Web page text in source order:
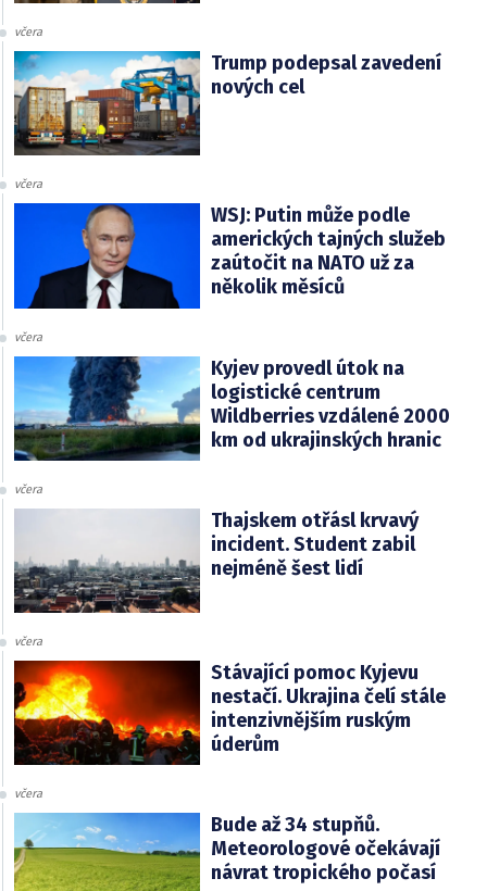
včera
Trump podepsal zavedení
nových cel
včera
WSJ: Putin může podle
amerických tajných služeb
zaútočit na NATO už za
několik měsíců
včera
Kyjev provedl útok na
logistické centrum
Wildberries vzdálené 2000
km od ukrajinských hranic
včera
Thajskem otřásl krvavý
incident. Student zabil
nejméně šest lidí
včera
Stávající pomoc Kyjevu
nestačí. Ukrajina čelí stále
intenzivnějším ruským
úderům
včera
Bude až 34 stupňů.
Meteorologové očekávají
návrat tropického počasí